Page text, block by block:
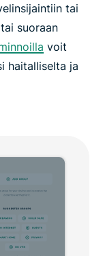
tai
suoraan
voit
haitalliselta ja